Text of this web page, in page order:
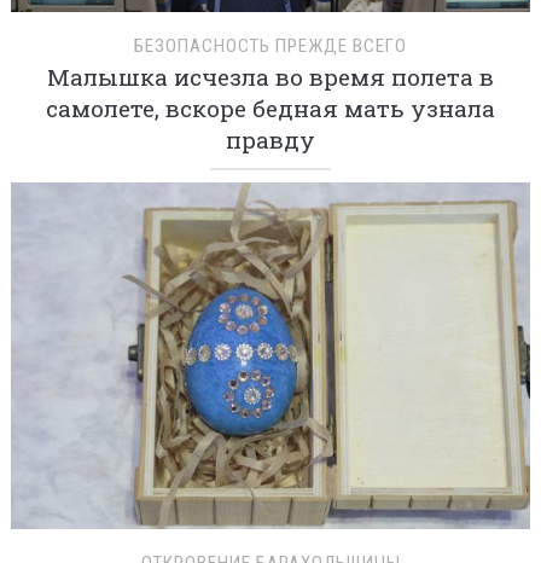
БЕЗОПАСНОСТЬ ПРЕЖДЕ ВСЕГО
Малышка исчезла во время полета в
самолете, вскоре бедная мать узнала
правду